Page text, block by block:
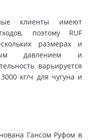
клиенты имеют
поэтому RUF
размерах и
давлением и
варьируется
кг/ч для чугуна и
Гансом Руфом в